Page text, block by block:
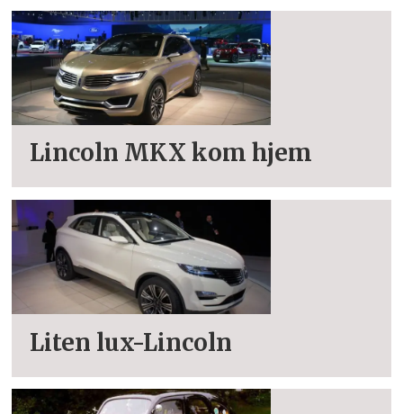
Lincoln MKX kom hjem
Liten lux-Lincoln